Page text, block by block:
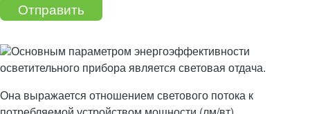
Отправить
Основным параметром энергоэффективности
осветительного прибора является световая отдача.
Она выражается отношением светового потока к